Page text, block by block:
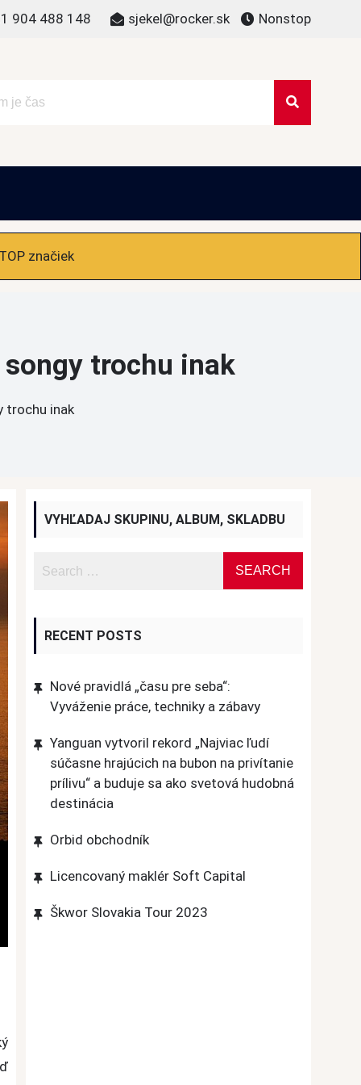
904 488 148 sjekel@rocker.sk Nonstop
značiek
trochu inak
trochu inak
VYHĽADAJ SKUPINU, ALBUM, SKLADBU
RECENT POSTS
Nové pravidlá „času pre seba“:
Vyváženie práce, techniky a zábavy
Yanguan vytvoril rekord „Najviac ľudí
súčasne hrajúcich na bubon na privítanie
prílivu“ a buduje sa ako svetová hudobná
destinácia
Orbid obchodník
Licencovaný maklér Soft Capital
Škwor Slovakia Tour 2023